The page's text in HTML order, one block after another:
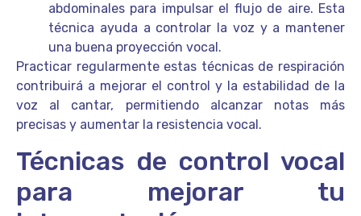
abdominales para impulsar el flujo de aire. Esta
técnica ayuda a controlar la voz y a mantener
una buena proyección vocal.
Practicar regularmente estas técnicas de respiración
contribuirá a mejorar el control y la estabilidad de la
voz al cantar, permitiendo alcanzar notas más
precisas y aumentar la resistencia vocal.
Técnicas de control vocal
para mejorar tu